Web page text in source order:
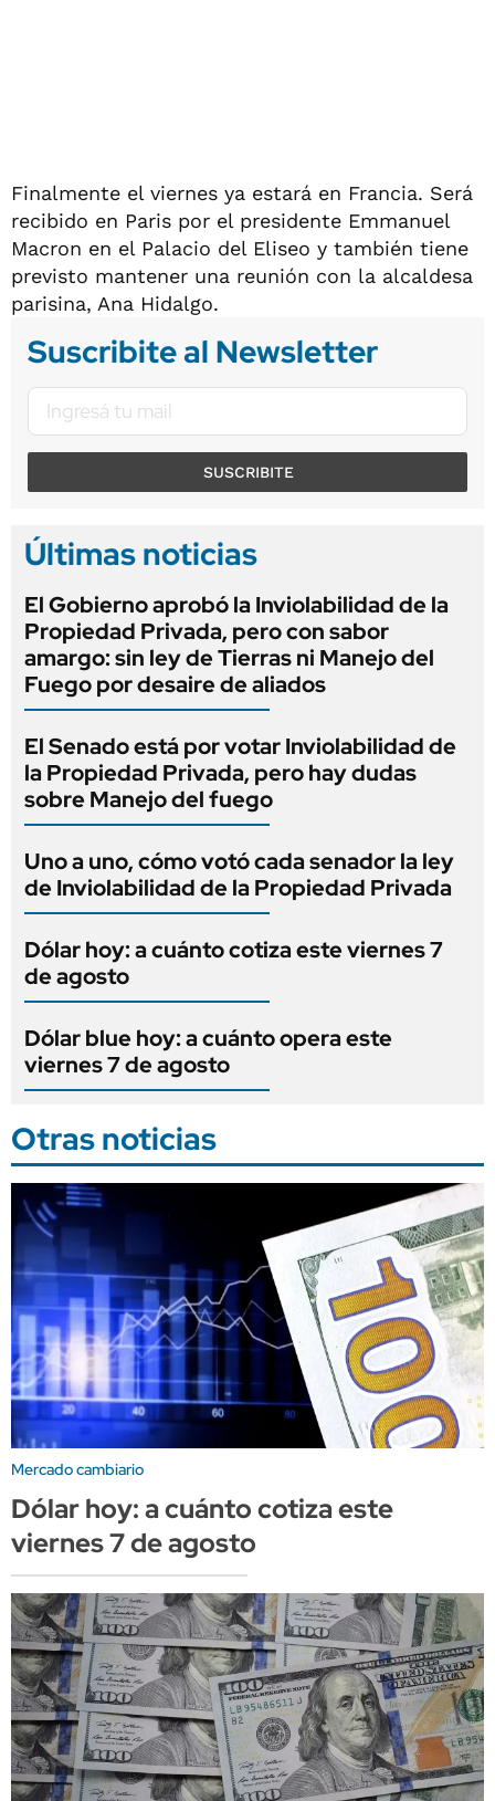
Finalmente el viernes ya estará en Francia. Será
recibido en Paris por el presidente Emmanuel
Macron en el Palacio del Eliseo y también tiene
previsto mantener una reunión con la alcaldesa
parisina, Ana Hidalgo.
Suscribite al Newsletter
SUSCRIBITE
Últimas noticias
El Gobierno aprobó la Inviolabilidad de la
Propiedad Privada, pero con sabor
amargo: sin ley de Tierras ni Manejo del
Fuego por desaire de aliados
El Senado está por votar Inviolabilidad de
la Propiedad Privada, pero hay dudas
sobre Manejo del fuego
Uno a uno, cómo votó cada senador la ley
de Inviolabilidad de la Propiedad Privada
Dólar hoy: a cuánto cotiza este viernes 7
de agosto
Dólar blue hoy: a cuánto opera este
viernes 7 de agosto
Otras noticias
Mercado cambiario
Dólar hoy: a cuánto cotiza este
viernes 7 de agosto